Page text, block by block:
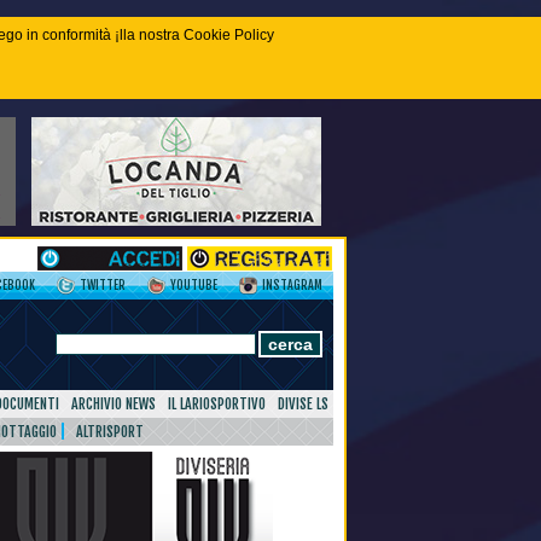
in conformità ¡lla nostra Cookie Policy
TWITTER YOUTUBE INSTAGRAM
ARCHIVIO NEWS IL LARIOSPORTIVO
DIVISE LS
ALTRISPORT